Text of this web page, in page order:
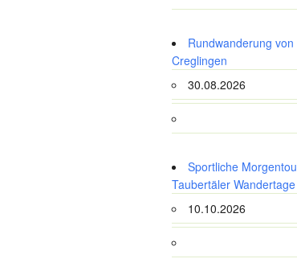
Rundwanderung
Creglingen
30.08.2026
Sportliche
Taubertäler Wandertage
10.10.2026